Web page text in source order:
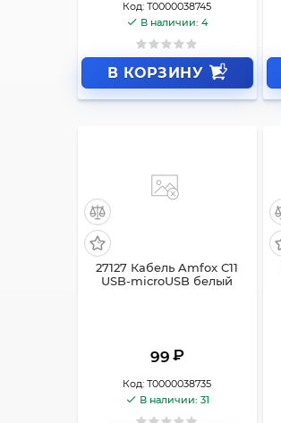
Код: Т0000038745
В наличии: 4
В КОРЗИНУ
27127 Кабель Amfox C11
USB-microUSB белый
99 ₽
Код: Т0000038735
В наличии: 31